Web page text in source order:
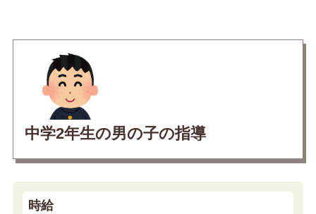
中学2年生の男の子の指導
時給